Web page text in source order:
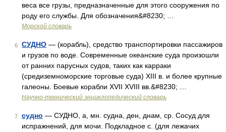
веса все грузы, предназначенные для этого сооружения по
роду его службы. Для обозначения&#8230; …
Морской словарь
6 СУДНО — (корабль), средство транспортировки пассажиров
и грузов по воде. Современные океанские суда произошли
от ранних парусных судов, таких как карраки
(средиземноморские торговые суда) XIII в. и более крупные
галеоны. Боевые корабли XVII XVIII вв.&#8230; …
Научно-технический энциклопедический словарь
7 судно — СУДНО, а, мн. судна, ден, днам, ср. Сосуд для
испражнений, для мочи. Подкладное с. (для лежачих